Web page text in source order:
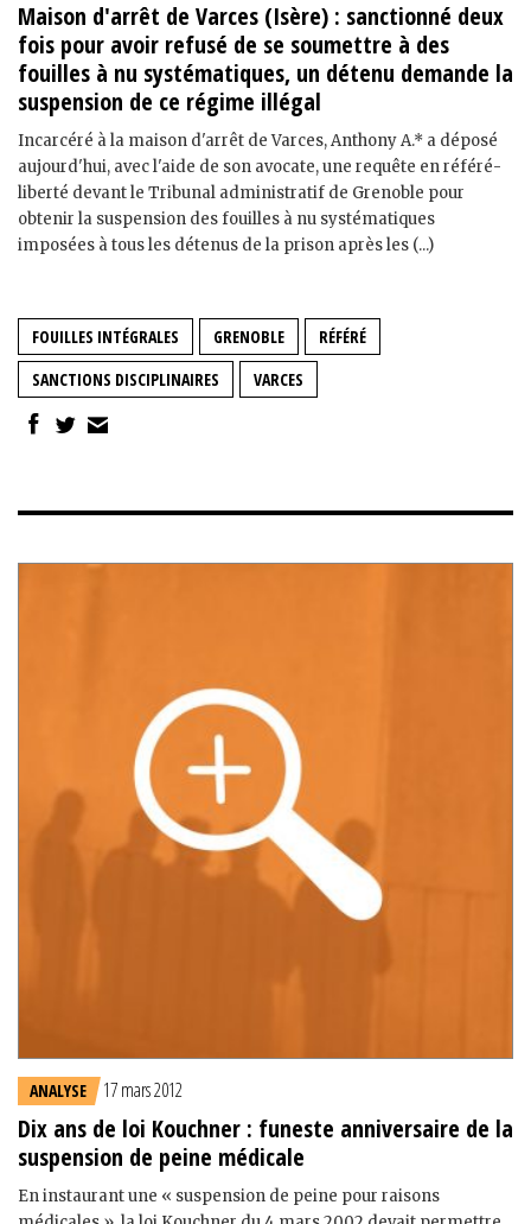
Maison d'arrêt de Varces (Isère) : sanctionné deux
fois pour avoir refusé de se soumettre à des
fouilles à nu systématiques, un détenu demande la
suspension de ce régime illégal
Incarcéré à la maison d'arrêt de Varces, Anthony A.* a déposé
aujourd'hui, avec l'aide de son avocate, une requête en référé-
liberté devant le Tribunal administratif de Grenoble pour
obtenir la suspension des fouilles à nu systématiques
imposées à tous les détenus de la prison après les (...)
FOUILLES INTÉGRALES GRENOBLE
RÉFÉRÉ
SANCTIONS DISCIPLINAIRES
VARCES
ANALYSE 17 mars 2012
Dix ans de loi Kouchner : funeste anniversaire de la
suspension de peine médicale
En instaurant une « suspension de peine pour raisons